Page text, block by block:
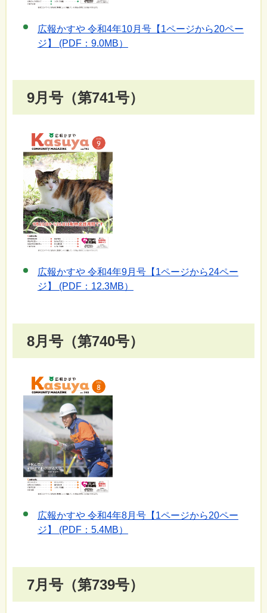
広報かすや 令和4年10月号【1ページから20ペー
ジ】 (PDF：9.0MB）
9月号（第741号）
広報かすや 令和4年9月号【1ページから24ペー
ジ】 (PDF：12.3MB）
8月号（第740号）
広報かすや 令和4年8月号【1ページから20ペー
ジ】 (PDF：5.4MB）
7月号（第739号）